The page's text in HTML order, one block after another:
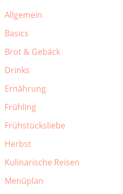
Allgemein
Basics
Brot & Gebäck
Drinks
Ernährung
Frühling
Frühstücksliebe
Herbst
Kulinarische Reisen
Menüplan